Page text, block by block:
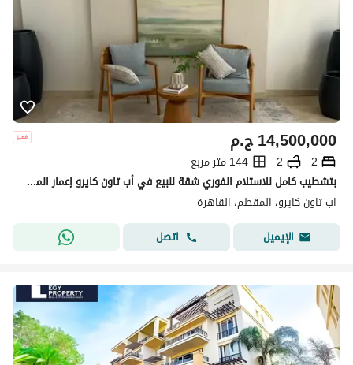
ج.م14,500,000
2
2
144 متر مربع
بتشطيب كامل للاستلام الفوري شقة للبيع في أب تاون كايرو إعمار المقطم Uptown Cairo Mokattam by Emaar
اب تاون كايرو، المقطم، القاهرة
الإيميل
اتصل